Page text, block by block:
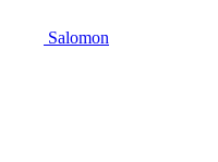
Salomon